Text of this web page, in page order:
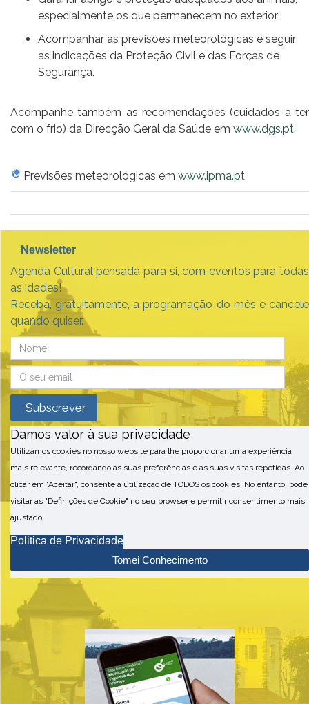
especialmente os que permanecem no exterior;
Acompanhar as previsões meteorológicas e seguir
as indicações da Proteção Civil e das Forças de
Segurança.
Acompanhe também as recomendações (cuidados a ter
com o frio) da Direcção Geral da Saúde em www.dgs.pt.
Previsões meteorológicas em www.ipma.pt
Newsletter
Agenda Cultural pensada para si, com eventos para todas
as idades!
Receba, gratuitamente, a programação do mês e cancele
quando quiser.
Damos valor à sua privacidade
Utilizamos cookies no nosso website para lhe proporcionar uma experiência
mais relevante, recordando as suas preferências e as suas visitas repetidas. Ao
clicar em "Aceitar", consente a utilização de TODOS os cookies. No entanto, pode
visitar as "Definições de Cookie" no seu browser e permitir consentimento mais
ajustado.
Politica de Privacidade
Tomei Conhecimento